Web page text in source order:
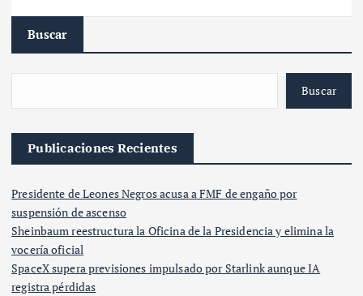
Buscar
Buscar
Publicaciones Recientes
Presidente de Leones Negros acusa a FMF de engaño por
suspensión de ascenso
Sheinbaum reestructura la Oficina de la Presidencia y elimina la
vocería oficial
SpaceX supera previsiones impulsado por Starlink aunque IA
registra pérdidas